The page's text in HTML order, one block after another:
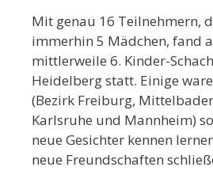
Mit genau 16 Teilnehmern,
immerhin 5 Mädchen, fand
mittlerweile 6. Kinder-
Heidelberg statt. Einige
(Bezirk Freiburg,
Karlsruhe und Mannheim)
neue Gesichter kennen
neue Freundschaften